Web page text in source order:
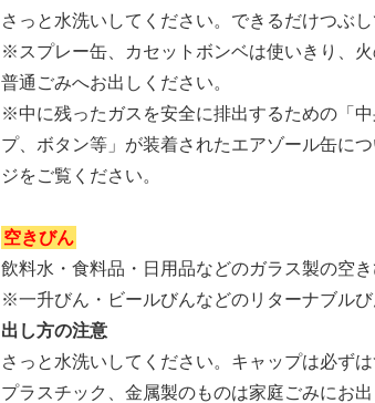
さっと水洗いしてください。できるだけつぶし
※スプレー缶、カセットボンベは使いきり、
普通ごみへお出しください。
※中に残ったガスを安全に排出するための「
プ、ボタン等」が装着されたエアゾール缶に
ジをご覧ください。
空きびん
飲料水・食料品・日用品などのガラス製の空
※一升びん・ビールびんなどのリターナブル
出し方の注意
さっと水洗いしてください。キャップは必ず
プラスチック、金属製のものは家庭ごみにお出